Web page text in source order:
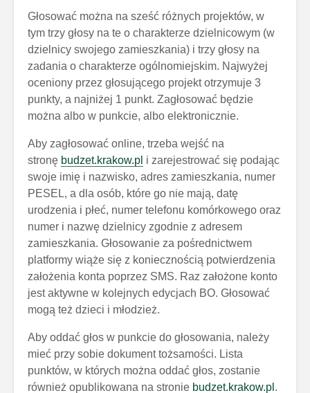
Głosować można na sześć różnych projektów, w
tym trzy głosy na te o charakterze dzielnicowym (w
dzielnicy swojego zamieszkania) i trzy głosy na
zadania o charakterze ogólnomiejskim. Najwyżej
oceniony przez głosującego projekt otrzymuje 3
punkty, a najniżej 1 punkt. Zagłosować będzie
można albo w punkcie, albo elektronicznie.
Aby zagłosować online, trzeba wejść na
stronę budzet.krakow.pl i zarejestrować się podając
swoje imię i nazwisko, adres zamieszkania, numer
PESEL, a dla osób, które go nie mają, datę
urodzenia i płeć, numer telefonu komórkowego oraz
numer i nazwę dzielnicy zgodnie z adresem
zamieszkania. Głosowanie za pośrednictwem
platformy wiąże się z koniecznością potwierdzenia
założenia konta poprzez SMS. Raz założone konto
jest aktywne w kolejnych edycjach BO. Głosować
mogą też dzieci i młodzież.
Aby oddać głos w punkcie do głosowania, należy
mieć przy sobie dokument tożsamości. Lista
punktów, w których można oddać głos, zostanie
również opublikowana na stronie budzet.krakow.pl .